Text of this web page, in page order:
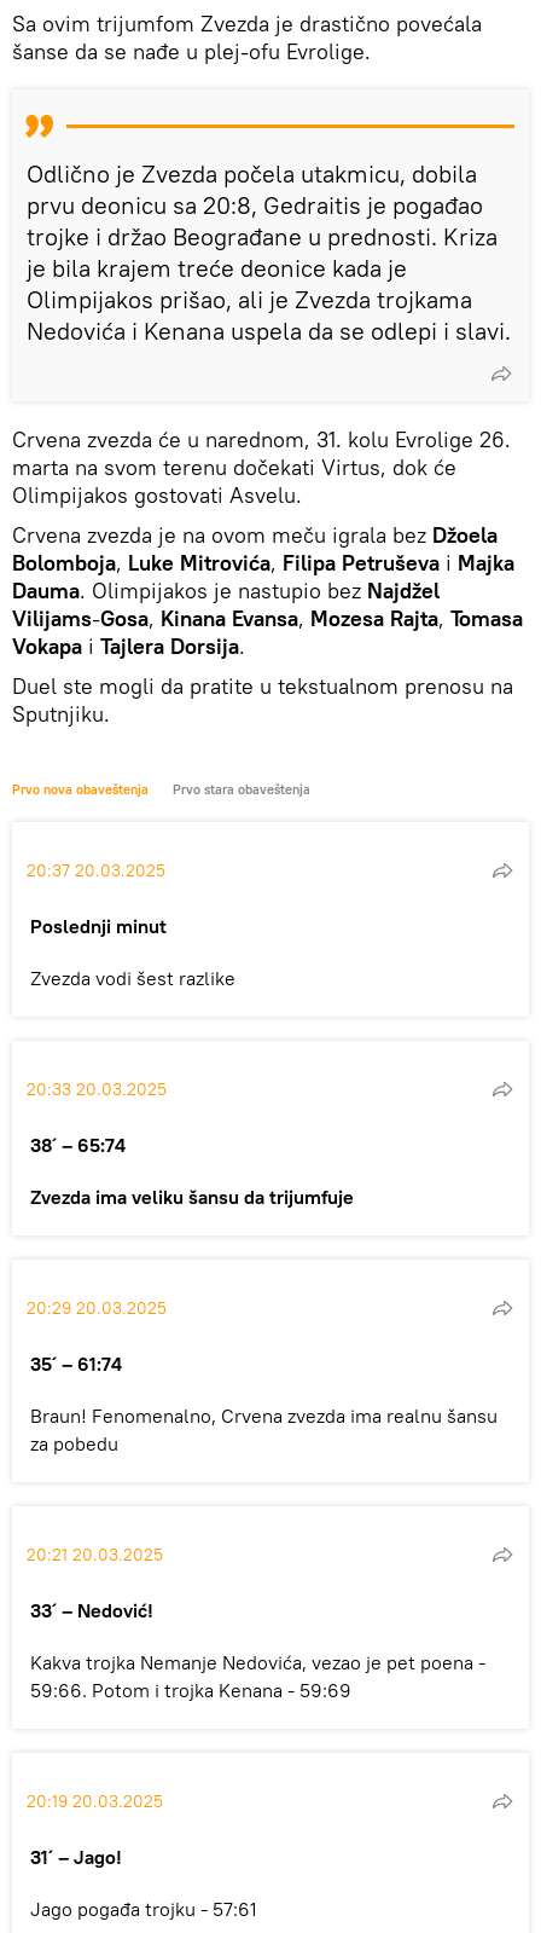
Sa ovim trijumfom Zvezda je drastično povećala
šanse da se nađe u plej-ofu Evrolige.
Odlično je Zvezda počela utakmicu, dobila
prvu deonicu sa 20:8, Gedraitis je pogađao
trojke i držao Beograđane u prednosti. Kriza
je bila krajem treće deonice kada je
Olimpijakos prišao, ali je Zvezda trojkama
Nedovića i Kenana uspela da se odlepi i slavi.
Crvena zvezda će u narednom, 31. kolu Evrolige 26.
marta na svom terenu dočekati Virtus, dok će
Olimpijakos gostovati Asvelu.
Crvena zvezda je na ovom meču igrala bez Džoela
Bolomboja, Luke Mitrovića, Filipa Petruševa i Majka
Dauma. Olimpijakos je nastupio bez Najdžel
Vilijams-Gosa, Kinana Evansa, Mozesa Rajta, Tomasa
Vokapa i Tajlera Dorsija.
Duel ste mogli da pratite u tekstualnom prenosu na
Sputnjiku.
Prvo nova obaveštenja Prvo stara obaveštenja
20:37 20.03.2025
Poslednji minut
Zvezda vodi šest razlike
20:33 20.03.2025
38´ – 65:74
Zvezda ima veliku šansu da trijumfuje
20:29 20.03.2025
35´ – 61:74
Braun! Fenomenalno, Crvena zvezda ima realnu šansu
za pobedu
20:21 20.03.2025
33´ – Nedović!
Kakva trojka Nemanje Nedovića, vezao je pet poena -
59:66. Potom i trojka Kenana - 59:69
20:19 20.03.2025
31´ – Jago!
Jago pogađa trojku - 57:61